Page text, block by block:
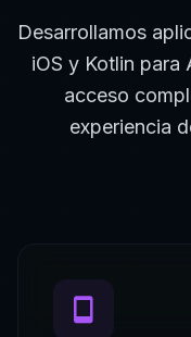
Desarrollamos
iOS y Kotlin para
acceso
experiencia